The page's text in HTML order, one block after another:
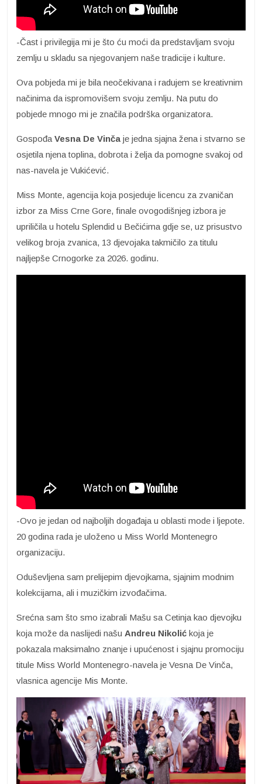
-Čast i privilegija mi je što ću moći da predstavljam svoju
zemlju u skladu sa njegovanjem naše tradicije i kulture.
Ova pobjeda mi je bila neočekivana i radujem se kreativnim
načinima da ispromovišem svoju zemlju. Na putu do
pobjede mnogo mi je značila podrška organizatora.
Gospođa Vesna De Vinča je jedna sjajna žena i stvarno se
osjetila njena toplina, dobrota i želja da pomogne svakoj od
nas-navela je Vukićević.
Miss Monte, agencija koja posjeduje licencu za zvaničan
izbor za Miss Crne Gore, finale ovogodišnjeg izbora je
upriličila u hotelu Splendid u Bečićima gdje se, uz prisustvo
velikog broja zvanica, 13 djevojaka takmičilo za titulu
najljepše Crnogorke za 2026. godinu.
-Ovo je jedan od najboljih događaja u oblasti mode i ljepote.
20 godina rada je uloženo u Miss World Montenegro
organizaciju.
Oduševljena sam prelijepim djevojkama, sjajnim modnim
kolekcijama, ali i muzičkim izvođačima.
Srećna sam što smo izabrali Mašu sa Cetinja kao djevojku
koja može da naslijedi našu Andreu Nikolić koja je
pokazala maksimalno znanje i upućenost i sjajnu promociju
titule Miss World Montenegro-navela je Vesna De Vinča,
vlasnica agencije Mis Monte.